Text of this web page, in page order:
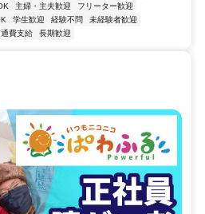
主婦・主夫歓迎
フリーター歓迎
学生歓迎 経験不問
未経験者歓迎
費支給 長期歓迎